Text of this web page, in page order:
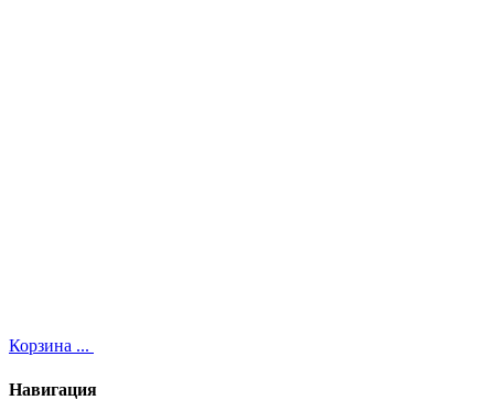
Корзина ...
Навигация